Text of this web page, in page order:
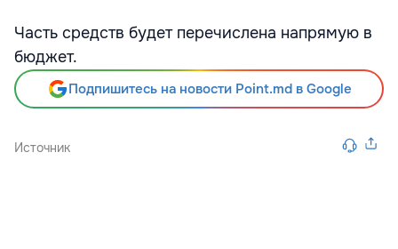
Часть средств будет перечислена напрямую в
бюджет.
Подпишитесь на новости Point.md в Google
Источник